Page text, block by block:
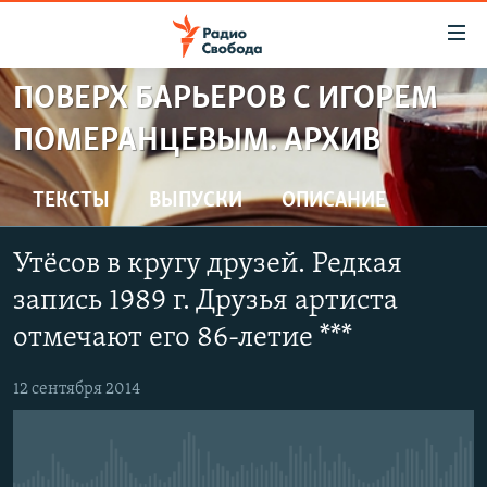
упрощенного
доступа
Вернуться
к
основному
Вернутся
навигации
Вернутся
ПРОГРАММЫ
ПОДКАСТЫ
АВТОРСКИЕ ПРОЕКТЫ
ЦИТАТЫ СВОБОДЫ
МНЕНИЯ
КУЛЬТУРА
IDEL.РЕАЛИИ
КАВКАЗ.РЕАЛИИ
ПОВЕРХ БАРЬЕРОВ С ИГОРЕМ
ПОМЕРАНЦЕВЫМ. АРХИВ
ТЕКСТЫ ВЫПУСКИ ОПИСАНИЕ
Утёсов в кругу друзей. Редкая
запись 1989 г. Друзья артиста
отмечают его 86-летие ***
12 сентября 2014